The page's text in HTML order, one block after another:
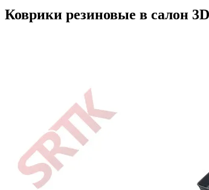
Коврики резиновые в салон